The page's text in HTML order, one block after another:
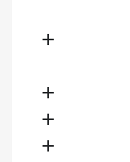



